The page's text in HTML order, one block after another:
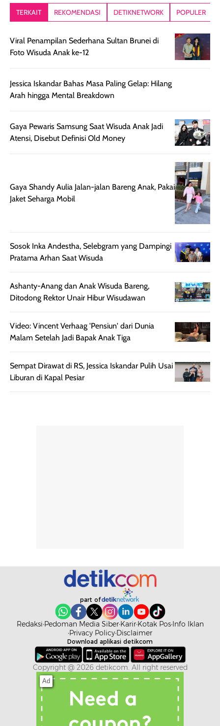
TERKAIT REKOMENDASI DETIKNETWORK POPULER
Viral Penampilan Sederhana Sultan Brunei di
Foto Wisuda Anak ke-12
Jessica Iskandar Bahas Masa Paling Gelap: Hilang
Arah hingga Mental Breakdown
Gaya Pewaris Samsung Saat Wisuda Anak Jadi
Atensi, Disebut Definisi Old Money
Gaya Shandy Aulia Jalan-jalan Bareng Anak, Pakai
Jaket Seharga Mobil
Sosok Inka Andestha, Selebgram yang Dampingi
Pratama Arhan Saat Wisuda
Ashanty-Anang dan Anak Wisuda Bareng,
Ditodong Rektor Unair Hibur Wisudawan
Video: ⁠Vincent Verhaag 'Pensiun' dari Dunia
Malam Setelah Jadi Bapak Anak Tiga
Sempat Dirawat di RS, Jessica Iskandar Pulih Usai
Liburan di Kapal Pesiar
part of
RedaksiPedoman Media SiberKarirKotak PosInfo Iklan
Privacy Policy Disclaimer
Download aplikasi detikcom
Copyright @ 2026 detikcom. All right reserved
Ad